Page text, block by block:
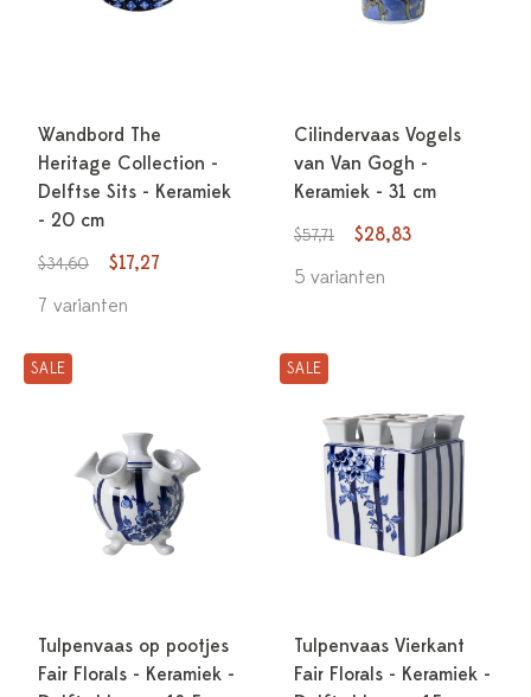
Wandbord The
Heritage Collection -
Delftse Sits - Keramiek
- 20 cm
$34,60
$17,27
7 varianten
Cilindervaas Vogels
van Van Gogh -
Keramiek - 31 cm
$57,71
$28,83
5 varianten
SALE
Tulpenvaas op pootjes
Fair Florals - Keramiek -
SALE
Tulpenvaas Vierkant
Fair Florals - Keramiek -